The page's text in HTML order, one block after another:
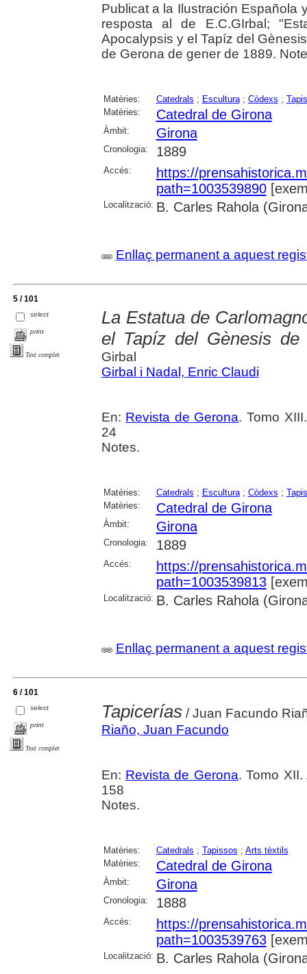
Publicat a la Ilustración Española
resposta al de E.C.GIrbal;
Apocalypsis y el Tapíz del
de Gerona de gener de 1889.
Matèries: Catedrals ; Escultura; Còdexs ;
Matèries:
Catedral de Girona
Àmbit: Girona
Cronologia: 1889
Accés:
https://
path=1003539890
Localització: B. Carles Rahola
Enllaç permanent a aquest
5 / 101
select
print
Text complet
La Estatua de
el Tapíz del Gènesis de
Girbal
Girbal i Nadal, Enric Claudi
En: Revista de Gerona. Tomo
24
Notes.
Matèries: Catedrals ; Escultura; Còdexs ;
Matèries:
Catedral de Girona
Àmbit: Girona
Cronologia: 1889
Accés:
https://
path=1003539813
Localització: B. Carles Rahola
Enllaç permanent a aquest
6 / 101
select
print
Text complet
Tapicerías/ Juan Facundo
Riaño, Juan Facundo
En: Revista de Gerona. Tomo
158
Notes.
Matèries: Catedrals ; Tapissos ; Arts tèxtils
Matèries:
Catedral de Girona
Àmbit: Girona
Cronologia: 1888
Accés:
https://
path=1003539763
Localització: B. Carles Rahola